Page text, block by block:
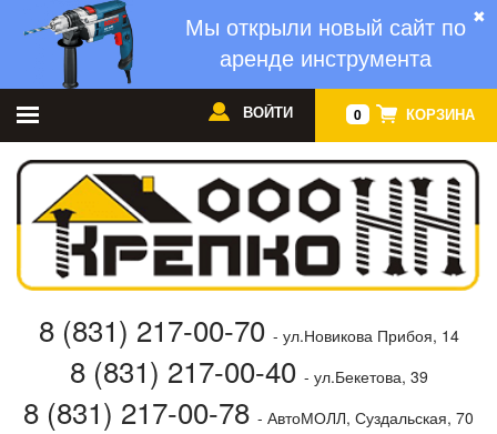
✖
Мы открыли новый сайт по
аренде инструмента
0 КОРЗИНА
ВОЙТИ
8 (831) 217-00-70 - ул.Новикова Прибоя, 14
8 (831) 217-00-40 - ул.Бекетова, 39
8 (831) 217-00-78 - АвтоМОЛЛ, Суздальская, 70